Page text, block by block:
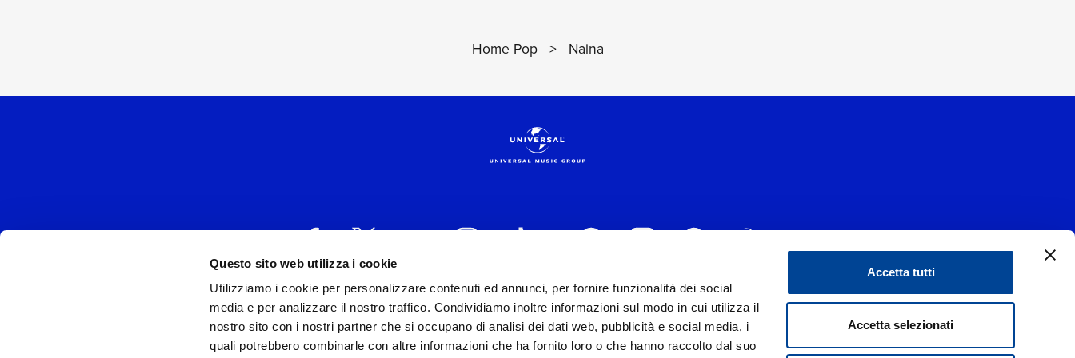
Questo sito web utilizza i cookie
Utilizziamo i cookie per personalizzare contenuti ed annunci, per fornire funzionalità dei social
media e per analizzare il nostro traffico. Condividiamo inoltre informazioni sul modo in cui utilizza il
nostro sito con i nostri partner che si occupano di analisi dei dati web, pubblicità e social media, i
quali potrebbero combinarle con altre informazioni che ha fornito loro o che hanno raccolto dal suo
Accetta tutti
Accetta selezionati
Home Pop > Naina
UNIVERSAL MUSIC ITALIA s.r.l. (Società con unico socio) | Via Nervesa, 21 - 20139 Milano
P.IVA IT03802730154 Iscritta al REA di Milano con il numero 966135 in data 29/06/1977
Capitale sociale Euro 2.000.000 interamente versato.